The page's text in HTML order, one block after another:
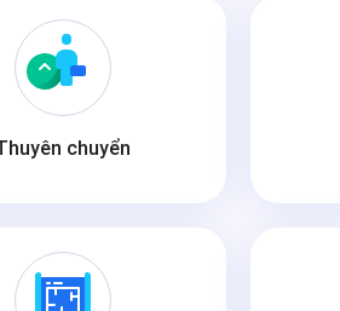
chuyển